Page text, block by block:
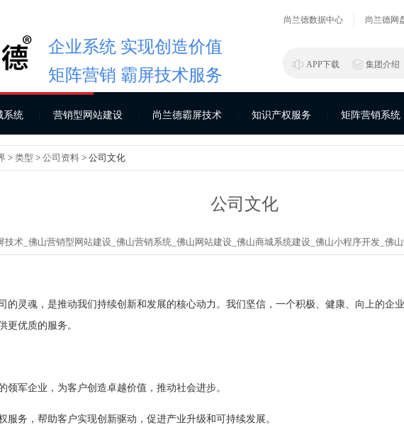
企业系统 实现创造价值
矩阵营销 霸屏技术服务
尚兰德数据中心 尚兰德网
APP下载 集团介绍
系统 营销型网站建设 尚兰德霸屏技术 知识产权服务 矩阵营销系统
> 类型 > 公司资料 > 公司文化
公司文化
术_ 佛山营销型网站建设_ 佛山营销系统_ 佛山网站建设_ 佛山商城系统建设_ 佛山小程序开发_ 佛
的灵魂，是推动我们持续创新和发展的核心动力。我们坚信，一个积极、健康、向上的企
更优质的服务。
领军企业，为客户创造卓越价值，推动社会进步。
服务，帮助客户实现创新驱动，促进产业升级和可持续发展。